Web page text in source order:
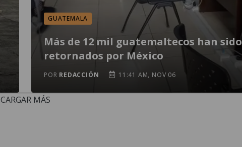
GUATEMALA
Más de 12 mil guatemaltecos han sido
retornados por México
POR REDACCIÓN 11:41 AM, NOV 06
CARGAR MÁS